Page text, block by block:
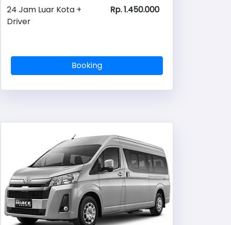
24 Jam Luar Kota +
Driver
Rp. 1.450.000
Booking